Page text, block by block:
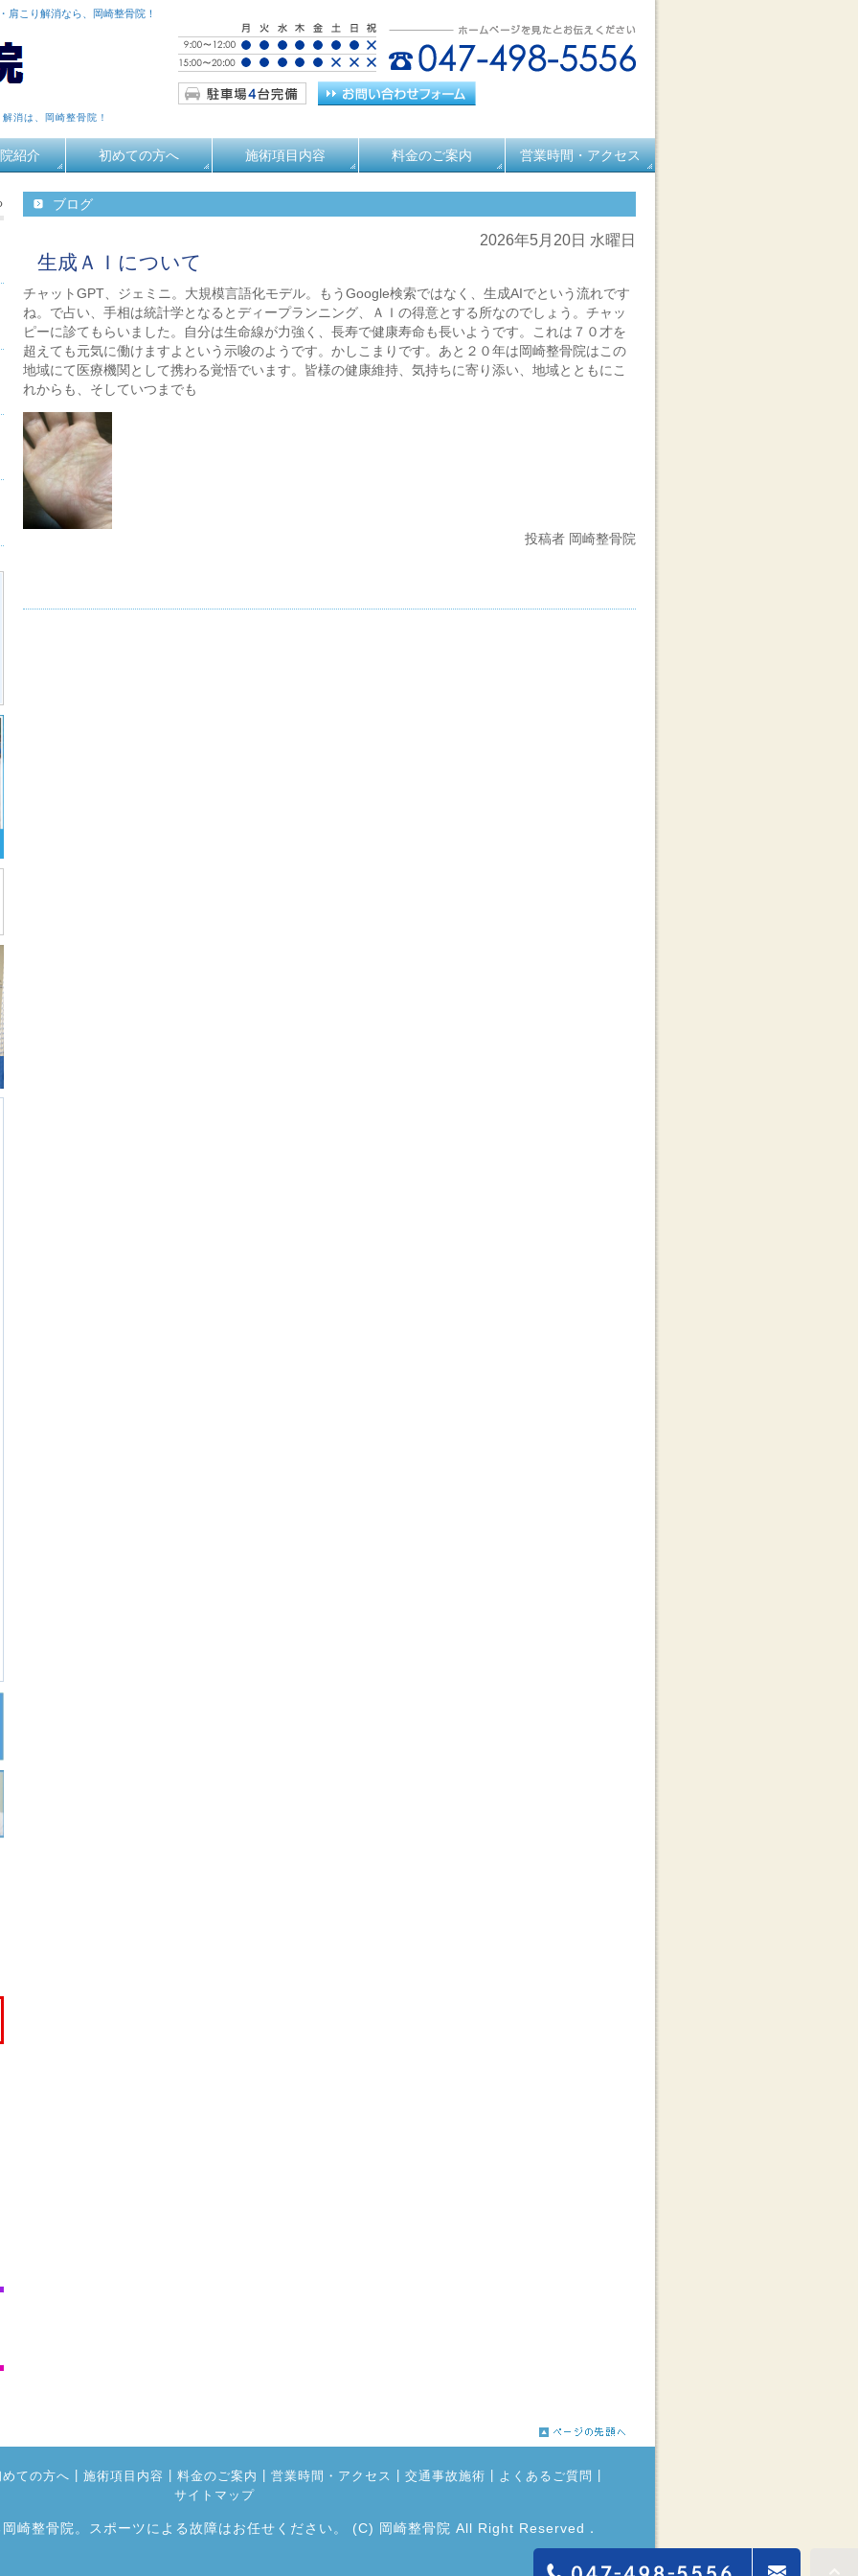
肩こり解消なら、岡崎整骨院！
消は、岡崎整骨院！
紹介 初めての方へ 施術項目内容 料金のご案内 営業時間・アクセス
ブログ
2026年5月20日 水曜日
生成ＡＩについて
チャットGPT、ジェミニ。大規模言語化モデル。もうGoogle検索ではなく、生成AIでという流れです
ね。で占い、手相は統計学となるとディープランニング、ＡＩの得意とする所なのでしょう。チャッ
ピーに診てもらいました。自分は生命線が力強く、長寿で健康寿命も長いようです。これは７０才を
超えても元気に働けますよという示唆のようです。かしこまりです。あと２０年は岡崎整骨院はこの
地域にて医療機関として携わる覚悟でいます。皆様の健康維持、気持ちに寄り添い、地域とともにこ
れからも、そしていつまでも
投稿者 岡崎整骨院
めての方へ 施術項目内容 料金のご案内 営業時間・アクセス 交通事故施術 よくあるご質問
サイトマップ
崎整骨院。スポーツによる故障はお任せください。 (C) 岡崎整骨院 All Right Reserved．